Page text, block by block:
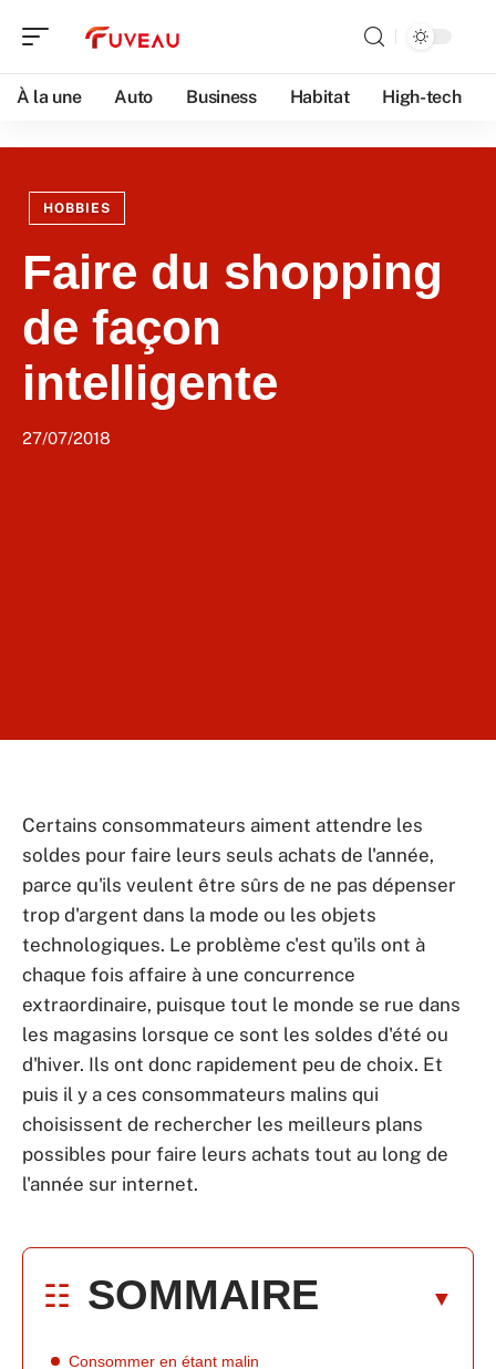
À la une Auto Business Habitat High-tech
HOBBIES
Faire du shopping
de façon
intelligente
27/07/2018
Certains consommateurs aiment attendre les
soldes pour faire leurs seuls achats de l'année,
parce qu'ils veulent être sûrs de ne pas dépenser
trop d'argent dans la mode ou les objets
technologiques. Le problème c'est qu'ils ont à
chaque fois affaire à une concurrence
extraordinaire, puisque tout le monde se rue dans
les magasins lorsque ce sont les soldes d'été ou
d'hiver. Ils ont donc rapidement peu de choix. Et
puis il y a ces consommateurs malins qui
choisissent de rechercher les meilleurs plans
possibles pour faire leurs achats tout au long de
l'année sur internet.
SOMMAIRE
Consommer en étant malin